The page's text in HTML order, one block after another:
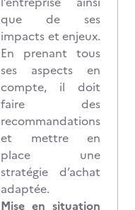
que de ses
impacts et enjeux.
En prenant tous
ses aspects en
compte, il doit
faire des
recommandations
et mettre en
place une
stratégie d’achat
adaptée.
Mise en situation